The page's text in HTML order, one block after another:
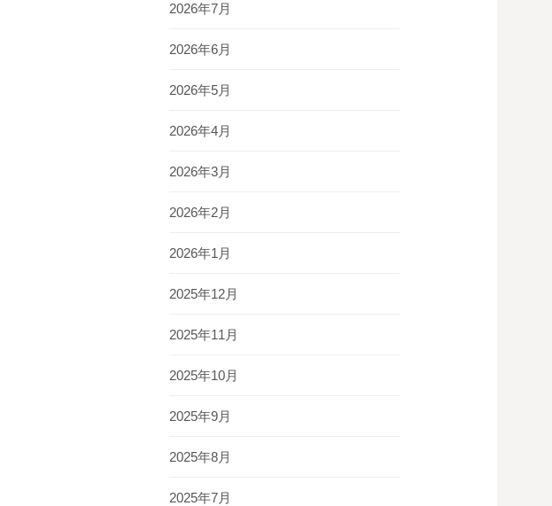
2026年7月
2026年6月
2026年5月
2026年4月
2026年3月
2026年2月
2026年1月
2025年12月
2025年11月
2025年10月
2025年9月
2025年8月
2025年7月